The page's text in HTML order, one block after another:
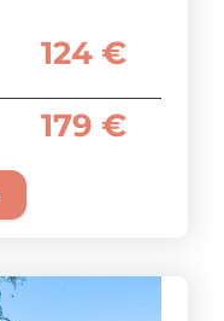
124 €
179 €